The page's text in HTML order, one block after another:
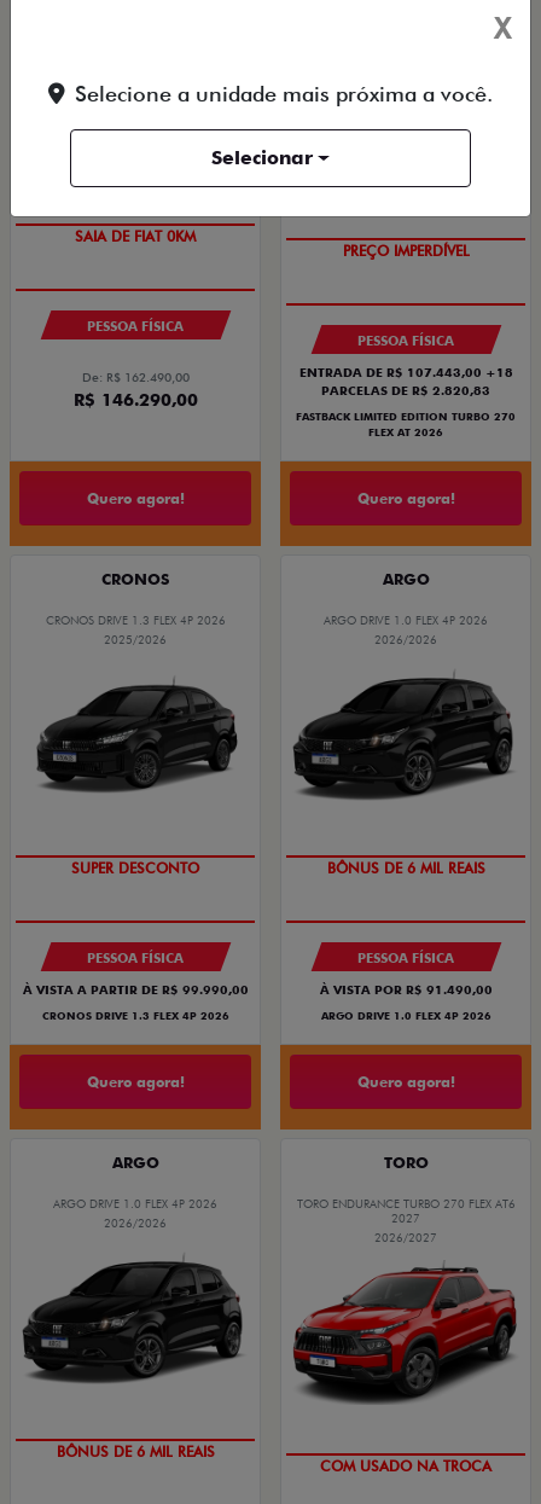
OPORTUNIDADE
PESSOA FÍSICA
De: R$ 162.490,00
R$ 146.290,00
Quero agora!
COM USADO NA TROCA
PESSOA FÍSICA
ENTRADA DE R$ 107.443,00 +18
PARCELAS DE R$ 2.820,83
FASTBACK LIMITED EDITION TURBO 270
FLEX AT 2026
Quero agora!
CRONOS
CRONOS DRIVE 1.3 FLEX 4P 2026
2025/2026
BÔNUS DE ATÉ R$ 14 MIL
PESSOA FÍSICA
À VISTA A PARTIR DE R$ 99.990,00
CRONOS DRIVE 1.3 FLEX 4P 2026
Quero agora!
ARGO
ARGO DRIVE 1.0 FLEX 4P 2026
2026/2026
TAXA ZERO
PESSOA FÍSICA
À VISTA POR R$ 91.490,00
ARGO DRIVE 1.0 FLEX 4P 2026
Quero agora!
ARGO
ARGO DRIVE 1.0 FLEX 4P 2026
2026/2026
TAXA ZERO
TORO
TORO ENDURANCE TURBO 270 FLEX AT6
2027
2026/2027
OPORTUNIDADE
X
Selecione a unidade mais próxima a você.
Selecionar